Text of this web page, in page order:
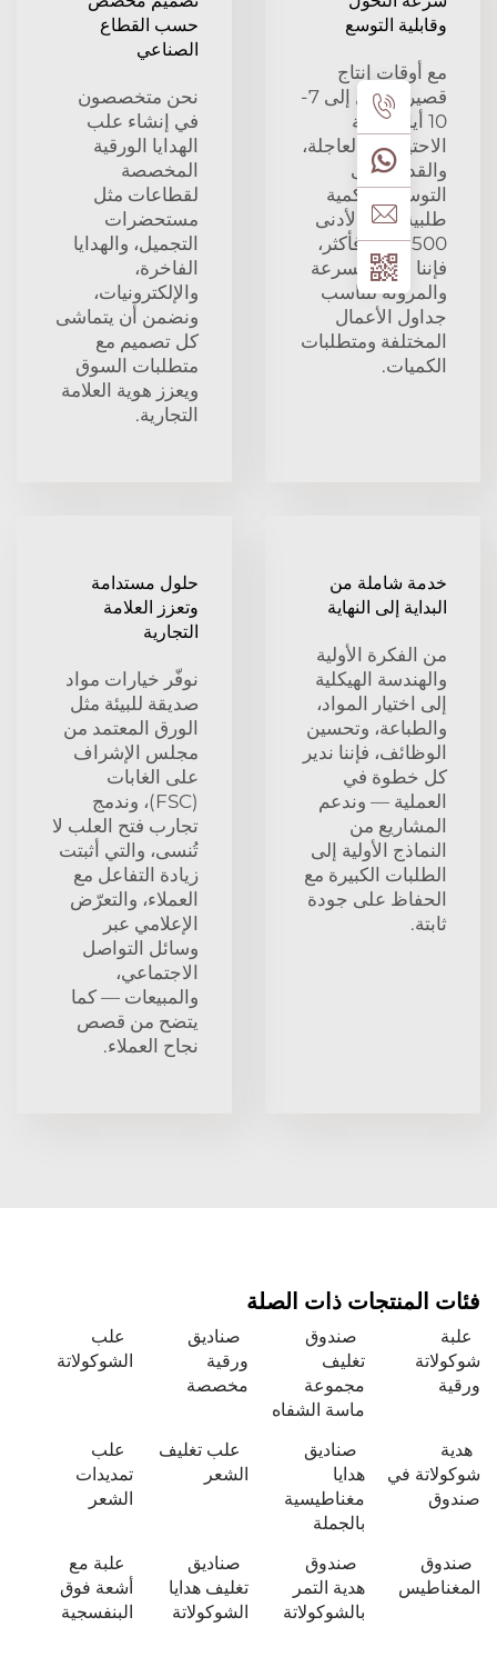
التوسع
إنتاج
قصيرة تصل إلى 7-
لتلبية
العاجلة،
على
من كمية
الحد الأدنى
500 وحدة فأكثر،
نقدم السرعة
لتناسب
الأعمال
ومتطلبات
حسب القطاع
نحن متخصصون
في إنشاء علب
الهدايا الورقية
لقطاعات مثل
مستحضرات
التجميل، والهدايا
والإلكترونيات،
ونضمن أن يتماشى
كل تصميم مع
متطلبات السوق
ويعزز هوية العلامة
شاملة من
إلى النهاية
الأولية
الهيكلية
المواد،
وتحسين
فإننا ندير
في
— وندعم
من
الأولية إلى
الكبيرة مع
على جودة
حلول مستدامة
وتعزز العلامة
نوفّر خيارات مواد
صديقة للبيئة مثل
الورق المعتمد من
مجلس الإشراف
على الغابات
(FSC)، وندمج
تجارب فتح العلب لا
تُنسى، والتي أثبتت
زيادة التفاعل مع
العملاء، والتعرّض
الإعلامي عبر
وسائل التواصل
والمبيعات — كما
يتضح من قصص
نجاح العملاء.
ذات الصلة
تغليف
مجموعة
ماسة الشفاه
صناديق
ورقية
مخصصة
علب
الشوكولاتة
في
هدايا
مغناطيسية
علب تغليف
علب
تمديدات
صندوق
هدية التمر
بالشوكولاتة
صناديق
تغليف هدايا
الشوكولاتة
علبة مع
أشعة فوق
البنفسجية